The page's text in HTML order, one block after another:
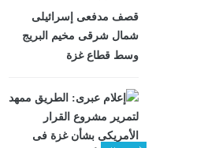
قصف مدفعى إسرائيلى
شمال شرقى مخيم البريج
وسط قطاع غزة